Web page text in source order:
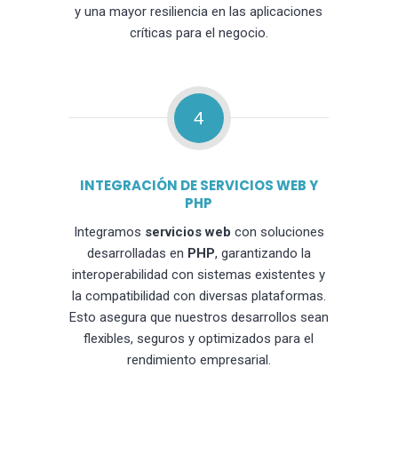
y una mayor resiliencia en las aplicaciones
críticas para el negocio.
4
INTEGRACIÓN DE SERVICIOS WEB Y
PHP
Integramos servicios web con soluciones
desarrolladas en PHP, garantizando la
interoperabilidad con sistemas existentes y
la compatibilidad con diversas plataformas.
Esto asegura que nuestros desarrollos sean
flexibles, seguros y optimizados para el
rendimiento empresarial.